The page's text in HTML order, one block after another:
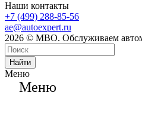
Наши контакты
+7 (499) 288-85-56
ae@autoexpert.ru
2026 © МВО. Обслуживаем
Найти
Меню
Меню